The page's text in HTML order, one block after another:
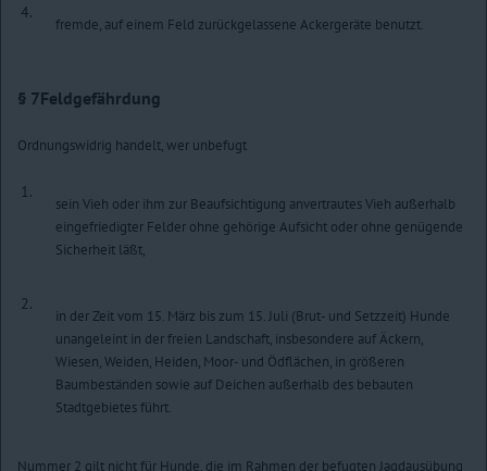
4.
fremde, auf einem Feld zurückgelassene Ackergeräte benutzt.
§ 7Feldgefährdung
Ordnungswidrig handelt, wer unbefugt
1.
sein Vieh oder ihm zur Beaufsichtigung anvertrautes Vieh außerhalb
eingefriedigter Felder ohne gehörige Aufsicht oder ohne genügende
Sicherheit läßt,
2.
in der Zeit vom 15. März bis zum 15. Juli (Brut- und Setzzeit) Hunde
unangeleint in der freien Landschaft, insbesondere auf Äckern,
Wiesen, Weiden, Heiden, Moor- und Ödflächen, in größeren
Baumbeständen sowie auf Deichen außerhalb des bebauten
Stadtgebietes führt.
Nummer 2 gilt nicht für Hunde, die im Rahmen der befugten Jagdausübung